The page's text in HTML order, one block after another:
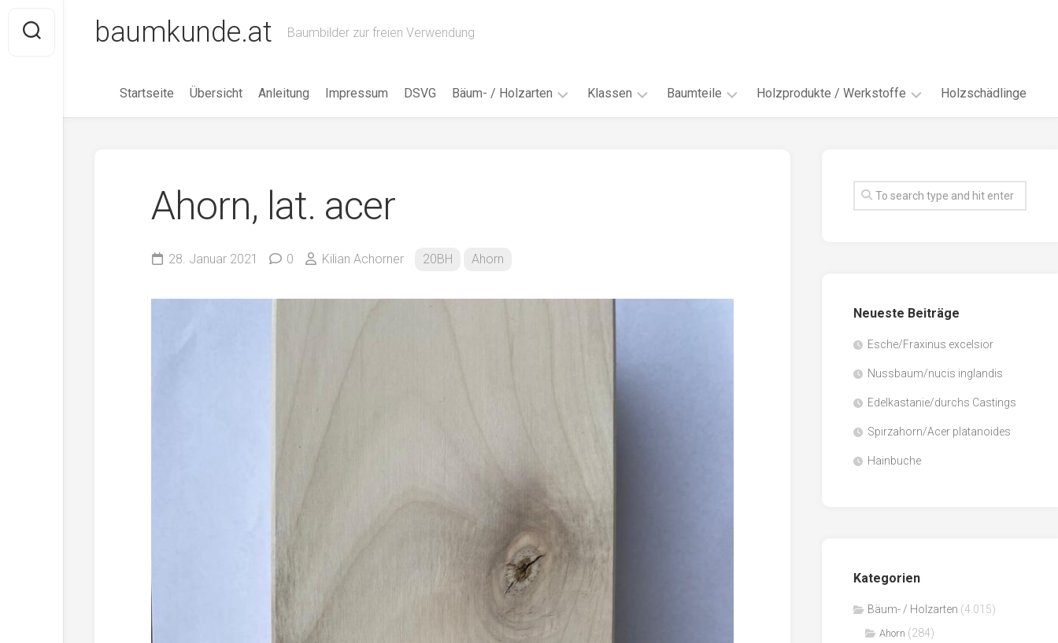
content
baumkunde.at Baumbilder zur freien Verwendung
Startseite Übersicht Anleitung Impressum DSVG Bäum- / Holzarten
Eibe
Kastanie
Kiefer
Klassen
18AH
Baumteile Holzprodukte / Werkstoffe
Faserwerkstoffe
Sägenebenprodukte
Holzschädlinge
Ahorn, lat. acer
28. Januar 2021 0 Kilian Achorner 20BH Ahorn
Neueste Beiträge
Esche/Fraxinus excelsior
Nussbaum/nucis inglandis
Edelkastanie/durchs Castings
Spirzahorn/Acer platanoides
Hainbuche
Kategorien
Bäum- / Holzarten (4.015)
Ahorn (284)